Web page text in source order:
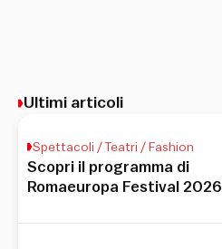
Ultimi articoli
Spettacoli / Teatri / Fashion
Scopri il programma di
Romaeuropa Festival 2026